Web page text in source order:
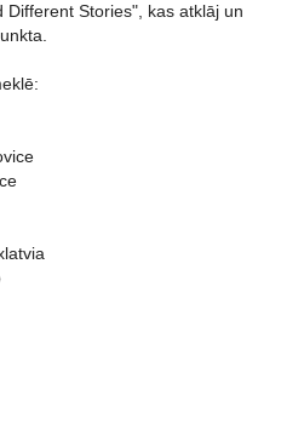
Different Stories", kas atklāj un